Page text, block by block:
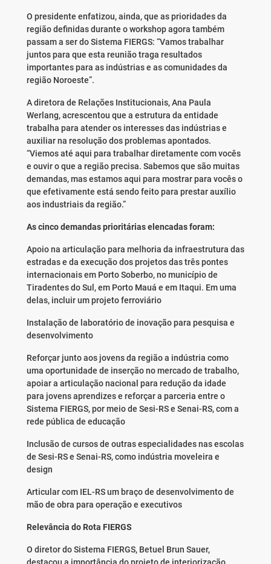
O presidente enfatizou, ainda, que as prioridades da
região definidas durante o workshop agora também
passam a ser do Sistema FIERGS: “Vamos trabalhar
juntos para que esta reunião traga resultados
importantes para as indústrias e as comunidades da
região Noroeste”.
A diretora de Relações Institucionais, Ana Paula
Werlang, acrescentou que a estrutura da entidade
trabalha para atender os interesses das indústrias e
auxiliar na resolução dos problemas apontados.
“Viemos até aqui para trabalhar diretamente com vocês
e ouvir o que a região precisa. Sabemos que são muitas
demandas, mas estamos aqui para mostrar para vocês o
que efetivamente está sendo feito para prestar auxílio
aos industriais da região.”
As cinco demandas prioritárias elencadas foram:
Apoio na articulação para melhoria da infraestrutura das
estradas e da execução dos projetos das três pontes
internacionais em Porto Soberbo, no município de
Tiradentes do Sul, em Porto Mauá e em Itaqui. Em uma
delas, incluir um projeto ferroviário
Instalação de laboratório de inovação para pesquisa e
desenvolvimento
Reforçar junto aos jovens da região a indústria como
uma oportunidade de inserção no mercado de trabalho,
apoiar a articulação nacional para redução da idade
para jovens aprendizes e reforçar a parceria entre o
Sistema FIERGS, por meio de Sesi-RS e Senai-RS, com a
rede pública de educação
Inclusão de cursos de outras especialidades nas escolas
de Sesi-RS e Senai-RS, como indústria moveleira e
design
Articular com IEL-RS um braço de desenvolvimento de
mão de obra para operação e executivos
Relevância do Rota FIERGS
O diretor do Sistema FIERGS, Betuel Brun Sauer,